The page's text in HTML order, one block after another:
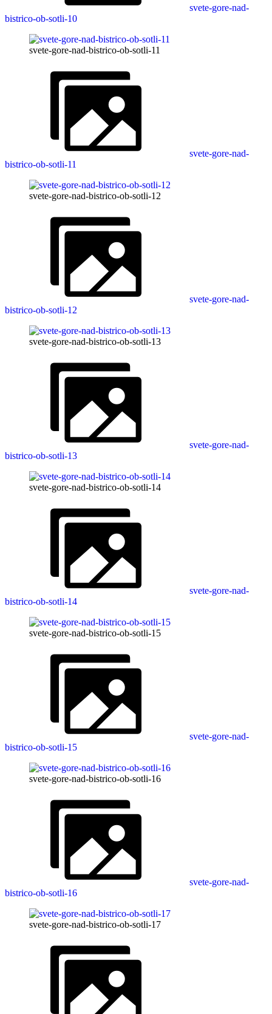
svete-gore-nad-
bistrico-ob-sotli-10
svete-gore-nad-bistrico-ob-sotli-11
svete-gore-nad-
bistrico-ob-sotli-11
svete-gore-nad-bistrico-ob-sotli-12
svete-gore-nad-
bistrico-ob-sotli-12
svete-gore-nad-bistrico-ob-sotli-13
svete-gore-nad-
bistrico-ob-sotli-13
svete-gore-nad-bistrico-ob-sotli-14
svete-gore-nad-
bistrico-ob-sotli-14
svete-gore-nad-bistrico-ob-sotli-15
svete-gore-nad-
bistrico-ob-sotli-15
svete-gore-nad-bistrico-ob-sotli-16
svete-gore-nad-
bistrico-ob-sotli-16
svete-gore-nad-bistrico-ob-sotli-17